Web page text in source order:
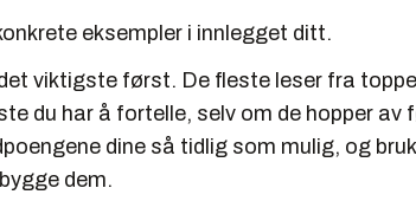
eksempler i innlegget ditt.
viktigste først. De fleste leser fra
du har å fortelle, selv om de hopper av
dine så tidlig som mulig, og
dem.